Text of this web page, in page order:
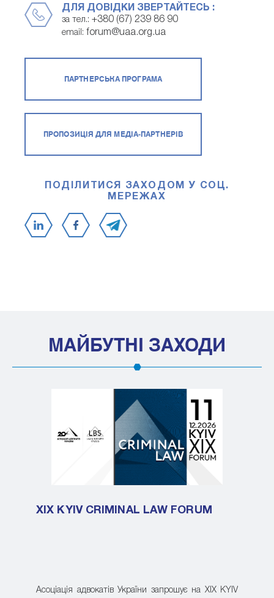
ДЛЯ ДОВІДКИ ЗВЕРТАЙТЕСЬ :
за тел.: +380 (67) 239 86 90
email: forum@uaa.org.ua
ПАРТНЕРСЬКА ПРОГРАМА
ПРОПОЗИЦІЯ ДЛЯ МЕДІА-ПАРТНЕРІВ
ПОДІЛИТИСЯ ЗАХОДОМ У СОЦ.
МЕРЕЖАХ
МАЙБУТНІ ЗАХОДИ
XIX KYIV CRIMINAL LAW FORUM
Асоціація адвокатів України запрошує на XIX KYIV